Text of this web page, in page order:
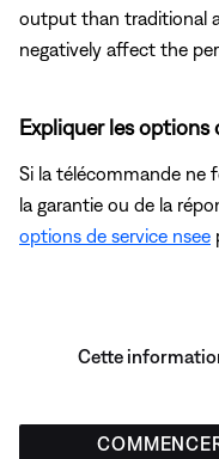
output than traditional
negatively affect the
Expliquer les options
Si la télécommande ne
la garantie ou de la
options de service nsee
Cette